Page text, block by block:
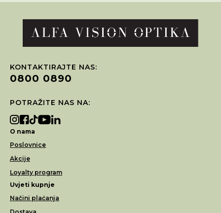
KONTAKTIRAJTE NAS:
0800 0890
POTRAŽITE NAS NA:
O nama
Poslovnice
Akcije
Loyalty program
Uvjeti kupnje
Načini plaćanja